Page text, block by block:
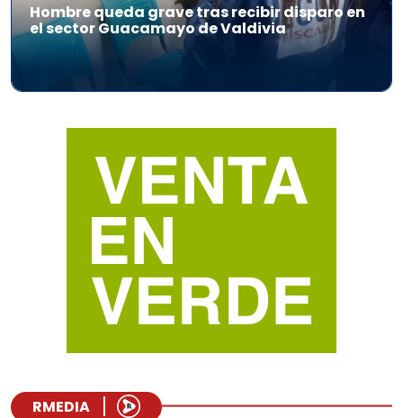
Hombre queda grave tras recibir disparo en
el sector Guacamayo de Valdivia
RMEDIA